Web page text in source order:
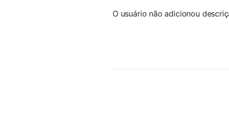
O usuário não adicionou